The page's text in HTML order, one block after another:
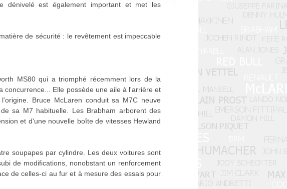
dénivelé est également important et met les
de sécurité : le revêtement est impeccable
MS80 qui a triomphé récemment lors de la
concurrence... Elle possède une aile à l'arrière et
Bruce McLaren conduit sa M7C neuve
sa M7 habituelle. Les Brabham arborent des
et d'une nouvelle boîte de vitesses Hewland
soupapes par cylindre. Les deux voitures sont
de modifications, nonobstant un renforcement
de celles-ci au fur et à mesure des essais pour